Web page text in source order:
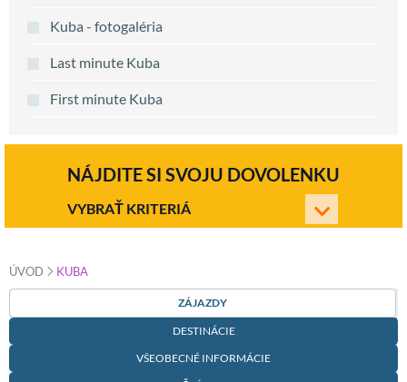
Kuba - fotogaléria
Last minute Kuba
First minute Kuba
NÁJDITE SI SVOJU DOVOLENKU
VYBRAŤ KRITERIÁ
ÚVOD »
KUBA
ZÁJAZDY
DESTINÁCIE
VŠEOBECNÉ INFORMÁCIE